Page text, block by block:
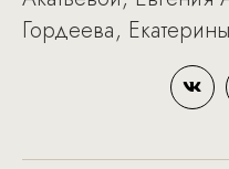
Гордеева,